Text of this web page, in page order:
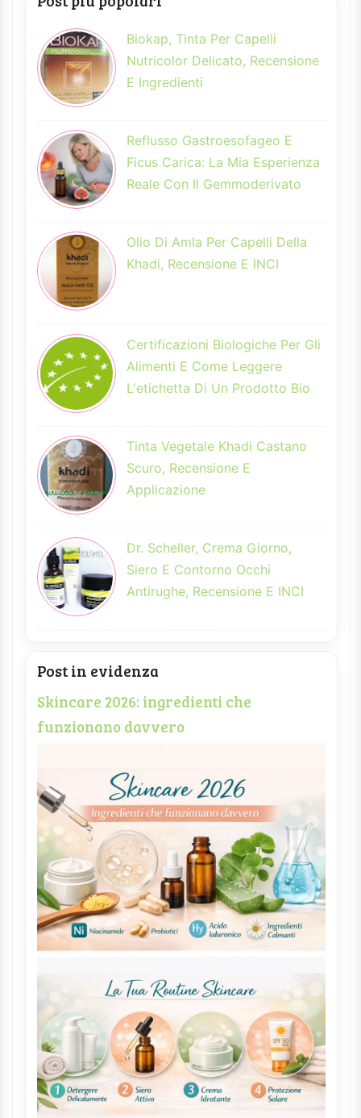
Biokap, Tinta Per Capelli
Nutricolor Delicato, Recensione
E Ingredienti
Reflusso Gastroesofageo E
Ficus Carica: La Mia Esperienza
Reale Con Il Gemmoderivato
Olio Di Amla Per Capelli Della
Khadi, Recensione E INCI
Certificazioni Biologiche Per Gli
Alimenti E Come Leggere
L'etichetta Di Un Prodotto Bio
Tinta Vegetale Khadi Castano
Scuro, Recensione E
Applicazione
Dr. Scheller, Crema Giorno,
Siero E Contorno Occhi
Antirughe, Recensione E INCI
Post in evidenza
Skincare 2026: ingredienti che
funzionano davvero